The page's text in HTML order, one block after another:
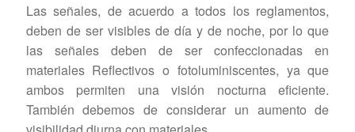
Las señales, de acuerdo a todos los reglamentos,
deben de ser visibles de día y de noche, por lo que
las señales deben de ser confeccionadas en
materiales Reflectivos o fotoluminiscentes, ya que
ambos permiten una visión nocturna eficiente.
También debemos de considerar un aumento de